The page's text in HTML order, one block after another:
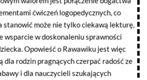
ćwiczeń logopedycznych, co
stanowić może nie tylko ciekawą lekturę,
wsparcie w doskonaleniu sprawności
Opowieść o Rawawiku jest więc
dla rodzin pragnących czerpać radość ze
i dla nauczycieli szukających